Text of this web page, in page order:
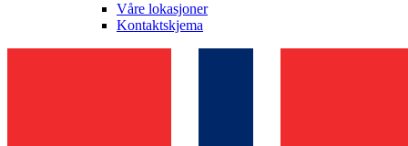
Våre lokasjoner
Kontaktskjema